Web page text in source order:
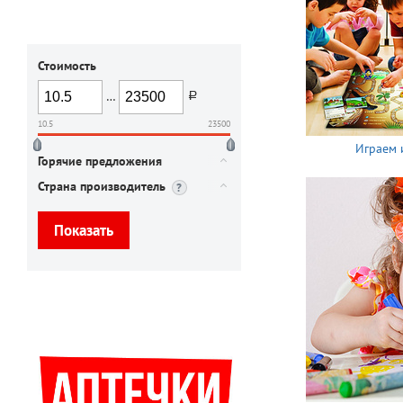
Стоимость
…
руб.
10.5 23500
Горячие предложения
Страна производитель
Играем